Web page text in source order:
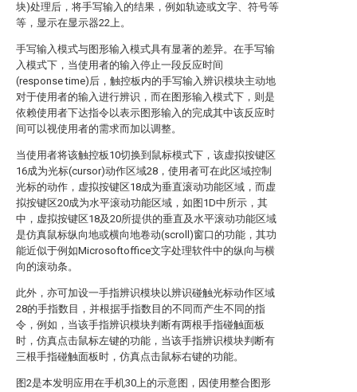
块)处理后，将手写输入的结果，例如轨迹或文字、符号等
等，显示在显示器22上。
手写输入模式与图形输入模式具有显著的差异。在手写输
入模式下，当使用者的输入停止一段反应时间
(response time)后，触控板内的手写输入辨识模块主动地
对于使用者的输入进行辨识，而在图形输入模式下，则是
依赖使用者下达指令以表示图形输入的完成其中该反应时
间可以视使用者的需求而加以调整。
当使用者将该触控板10切换到鼠标模式下，该虚拟按键区
16成为光标(cursor)动作区域28，使用者可在此区域控制
光标的动作，虚拟按键区18成为垂直滚动功能区域，而虚
拟按键区20成为水平滚动功能区域，如图1D中所示，其
中，虚拟按键区18及20所提供的垂直及水平滚动功能区域
是仿真鼠标纵向地或横向地卷动(scroll)窗口的功能，其功
能近似于例如Microsoftoffice文字处理软件中的纵向与横
向的滚动条。
此外，亦可加设一手指辨识模块以辨识碰触光标动作区域
28的手指数目，并根据手指数目的不同而产生不同的指
令，例如，当该手指辨识模块判断有两根手指碰触面板
时，仿真点击鼠标左键的功能，当该手指辨识模块判断有
三根手指碰触面板时，仿真点击鼠标右键的功能。
图2是本发明应用在手机30上的示意图，因使用整合图形